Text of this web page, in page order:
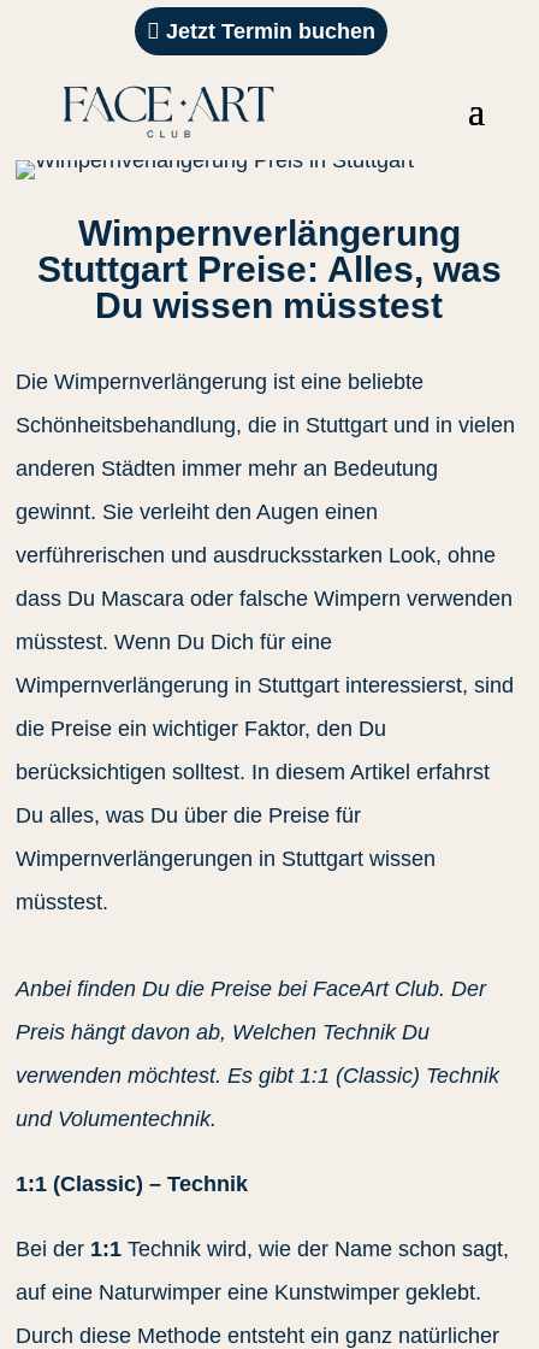
Jetzt Termin buchen
Wimpernverlängerung
Stuttgart Preise: Alles, was
Du wissen müsstest
Die Wimpernverlängerung ist eine beliebte
Schönheitsbehandlung, die in Stuttgart und in vielen
anderen Städten immer mehr an Bedeutung
gewinnt. Sie verleiht den Augen einen
verführerischen und ausdrucksstarken Look, ohne
dass Du Mascara oder falsche Wimpern verwenden
müsstest. Wenn Du Dich für eine
Wimpernverlängerung in Stuttgart interessierst, sind
die Preise ein wichtiger Faktor, den Du
berücksichtigen solltest. In diesem Artikel erfahrst
Du alles, was Du über die Preise für
Wimpernverlängerungen in Stuttgart wissen
müsstest.
Anbei finden Du die Preise bei FaceArt Club. Der
Preis hängt davon ab, Welchen Technik Du
verwenden möchtest. Es gibt 1:1 (Classic) Technik
und Volumentechnik.
1:1 (Classic) – Technik
Bei der 1:1 Technik wird, wie der Name schon sagt,
auf eine Naturwimper eine Kunstwimper geklebt.
Durch diese Methode entsteht ein ganz natürlicher